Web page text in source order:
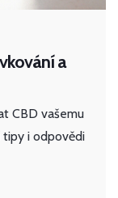
a
CBD vašemu
i odpovědi